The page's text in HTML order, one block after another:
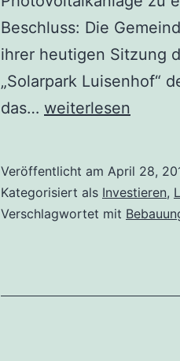
Beschluss: Die
ihrer heutigen Sitzung
„Solarpark Luisenhof“
das… Gemeinde
Licht:
Solaranlage
weiterlesen
Veröffentlicht am April 28,
Kategorisiert als Investieren,
Verschlagwortet mit